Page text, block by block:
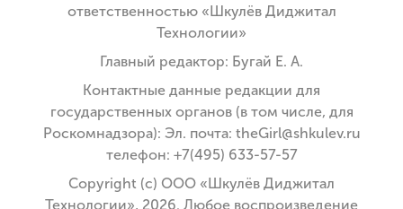
ответственностью «Шкулёв Диджитал
Технологии»
Главный редактор: Бугай Е. А.
Контактные данные редакции для
государственных органов (в том числе, для
Роскомнадзора): Эл. почта: theGirl@shkulev.ru
телефон: +7(495) 633-57-57
Copyright (с) ООО «Шкулёв Диджитал
Технологии», 2026. Любое воспроизведение